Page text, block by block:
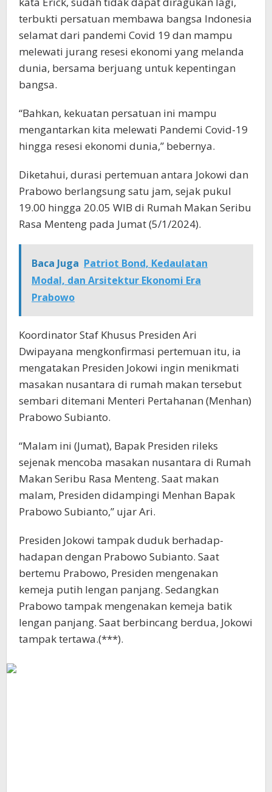
terbukti persatuan membawa bangsa Indonesia
selamat dari pandemi Covid 19 dan mampu
melewati jurang resesi ekonomi yang melanda
dunia, bersama berjuang untuk kepentingan
bangsa.
“Bahkan, kekuatan persatuan ini mampu
mengantarkan kita melewati Pandemi Covid-19
hingga resesi ekonomi dunia,” bebernya.
Diketahui, durasi pertemuan antara Jokowi dan
Prabowo berlangsung satu jam, sejak pukul
19.00 hingga 20.05 WIB di Rumah Makan Seribu
Rasa Menteng pada Jumat (5/1/2024).
Baca Juga Patriot Bond, Kedaulatan
Modal, dan Arsitektur Ekonomi Era
Prabowo
Koordinator Staf Khusus Presiden Ari
Dwipayana mengkonfirmasi pertemuan itu, ia
mengatakan Presiden Jokowi ingin menikmati
masakan nusantara di rumah makan tersebut
sembari ditemani Menteri Pertahanan (Menhan)
Prabowo Subianto.
“Malam ini (Jumat), Bapak Presiden rileks
sejenak mencoba masakan nusantara di Rumah
Makan Seribu Rasa Menteng. Saat makan
malam, Presiden didampingi Menhan Bapak
Prabowo Subianto,” ujar Ari.
Presiden Jokowi tampak duduk berhadap-
hadapan dengan Prabowo Subianto. Saat
bertemu Prabowo, Presiden mengenakan
kemeja putih lengan panjang. Sedangkan
Prabowo tampak mengenakan kemeja batik
lengan panjang. Saat berbincang berdua, Jokowi
tampak tertawa.(***).